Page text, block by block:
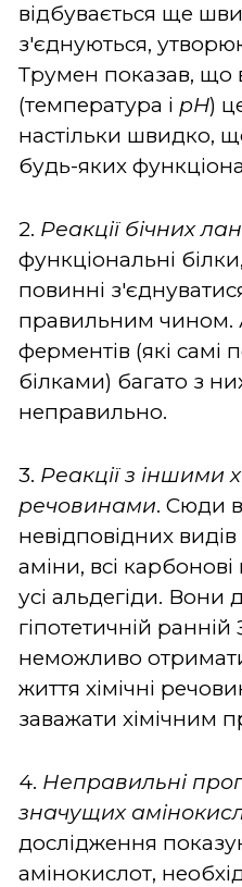
відбувається ще
з'єднуються,
Трумен показав, що
(температура і pH)
настільки швидко,
будь-яких
2. Реакції бічних
функціональні
повинні
правильним чином.
ферментів (які самі
білками) багато з
неправильно.
3. Реакції з іншими
речовинами. Сюди
невідповідних видів
аміни, всі
усі альдегіди. Вони
гіпотетичній
неможливо
життя хімічні
заважати хімічним
4. Неправильні
значущих
дослідження
амінокислот,